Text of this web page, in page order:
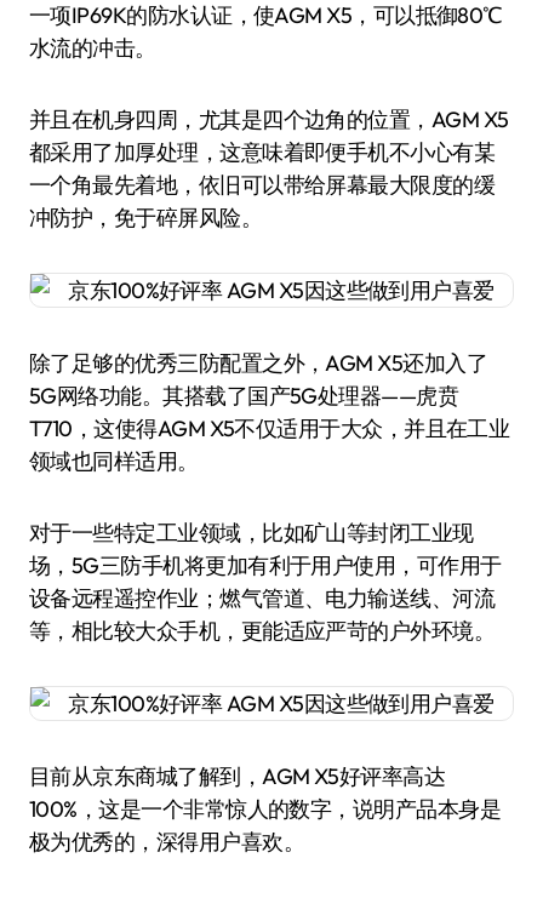
一项IP69K的防水认证，使AGM X5，可以抵御80℃
水流的冲击。
并且在机身四周，尤其是四个边角的位置，AGM X5
都采用了加厚处理，这意味着即便手机不小心有某
一个角最先着地，依旧可以带给屏幕最大限度的缓
冲防护，免于碎屏风险。
除了足够的优秀三防配置之外，AGM X5还加入了
5G网络功能。其搭载了国产5G处理器——虎贲
T710，这使得AGM X5不仅适用于大众，并且在工业
领域也同样适用。
对于一些特定工业领域，比如矿山等封闭工业现
场，5G三防手机将更加有利于用户使用，可作用于
设备远程遥控作业；燃气管道、电力输送线、河流
等，相比较大众手机，更能适应严苛的户外环境。
目前从京东商城了解到，AGM X5好评率高达
100%，这是一个非常惊人的数字，说明产品本身是
极为优秀的，深得用户喜欢。